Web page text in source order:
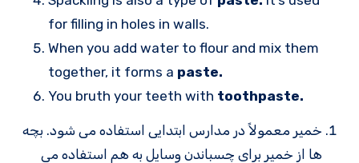
for filling in holes in walls.
When you add water to flour and mix them
together, it forms a paste.
You bruth your teeth with toothpaste.
خمیر معمولاً در مدارس ابتدایی استفاده می شود. بچه
ها از خمیر برای چسباندن وسایل به هم استفاده می